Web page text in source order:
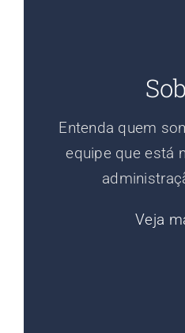
Entenda quem
equipe que está
Veja